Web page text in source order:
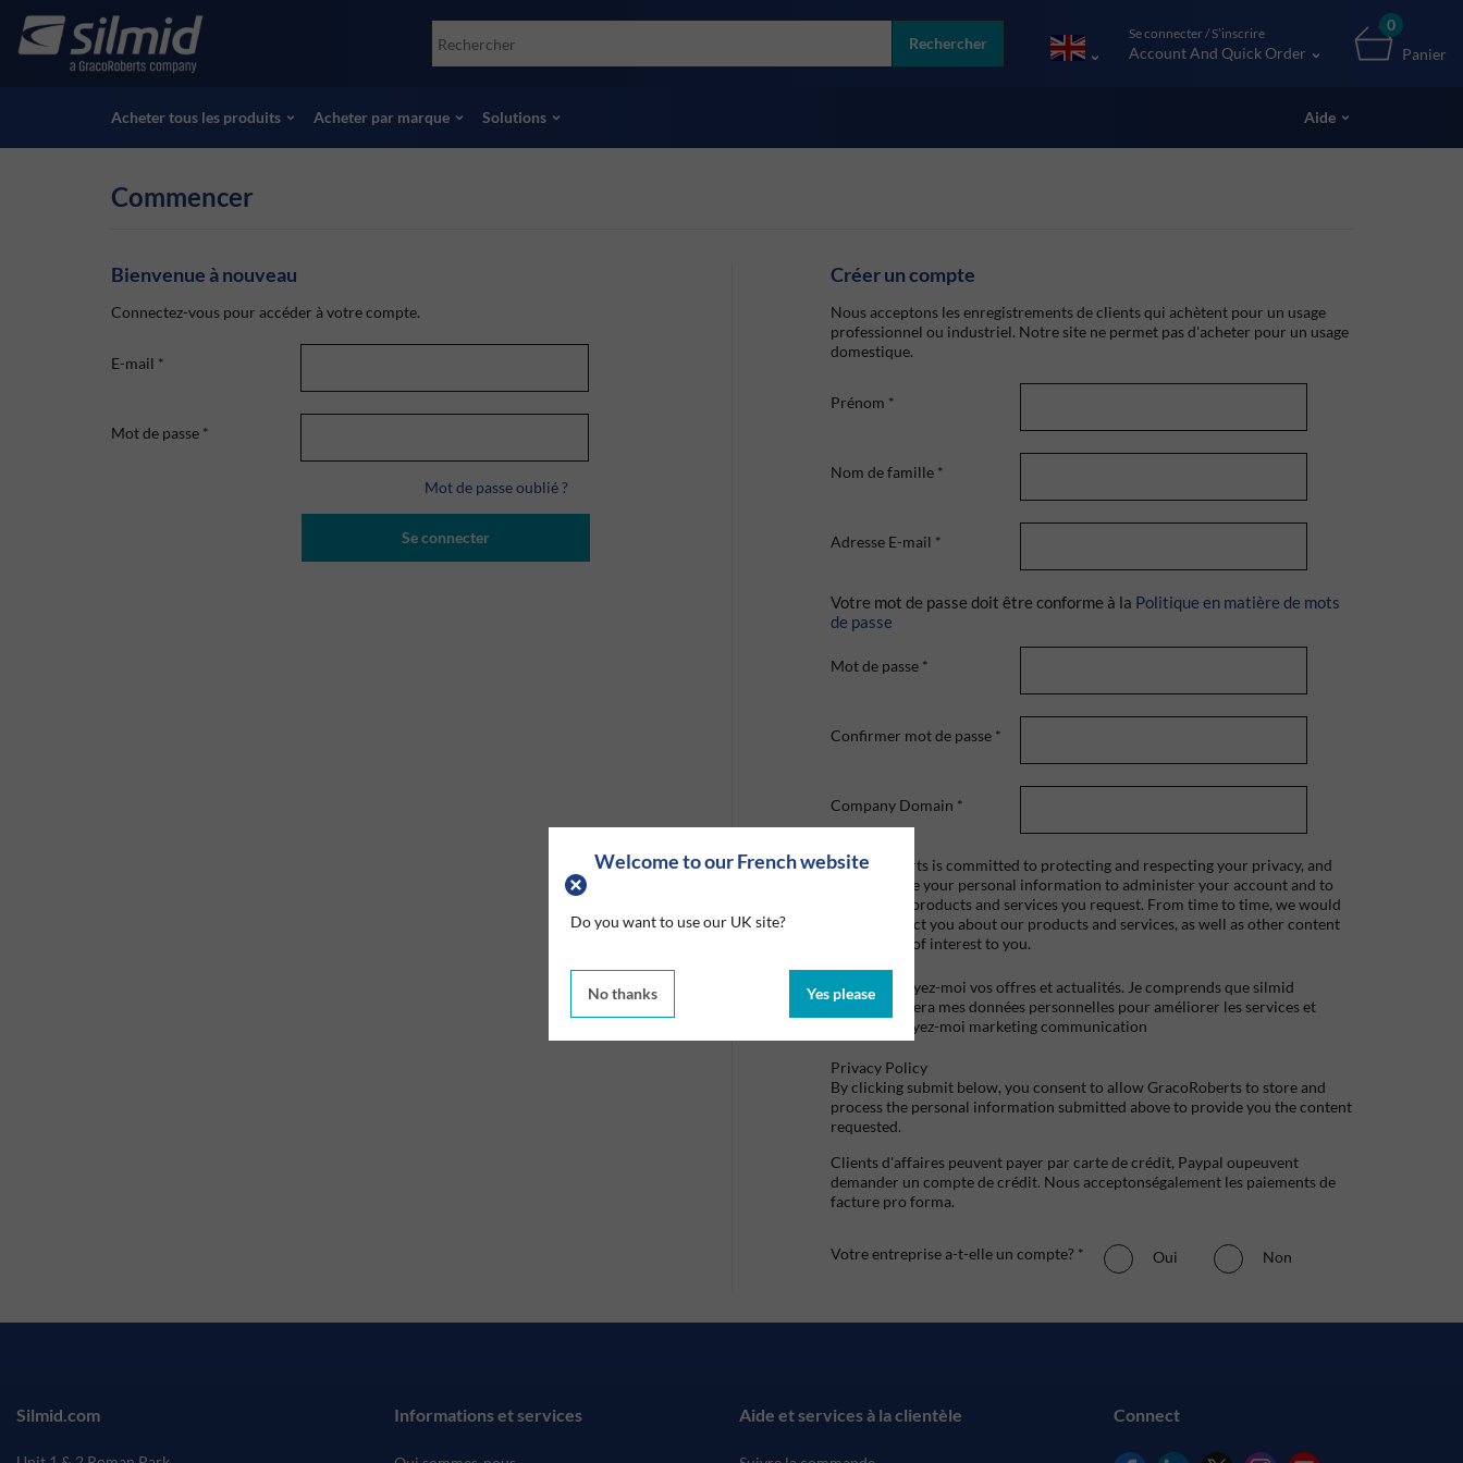
Welcome to our French website
Do you want to use our UK site?
No thanks Yes please
main
Accessories
Essais non destructifs (NDT)
Voir tous les produits
Socomore
Skydrol
Rechercher
Se connecter / S’inscrire
Account And Quick Order
0
Panier
Acheter tous les produits Acheter par marque Solutions Aide
Commencer
Bienvenue à nouveau
Connectez-vous pour accéder à votre compte.
E-mail *
Mot de passe *
Mot de passe oublié ?
Se connecter
Créer un compte
Nous acceptons les enregistrements de clients qui achètent pour un usage
professionnel ou industriel. Notre site ne permet pas d'acheter pour un usage
domestique.
Prénom *
Nom de famille *
Adresse E-mail *
Votre mot de passe doit être conforme à la Politique en matière de mots
de passe
Mot de passe *
Confirmer mot de passe *
Company Domain *
Graco Roberts is committed to protecting and respecting your privacy, and
we'll only use your personal information to administer your account and to
provide the products and services you request. From time to time, we would
like to contact you about our products and services, as well as other content
that may be of interest to you.
Envoyez-moi vos offres et actualités. Je comprends que silmid
utilisera mes données personnelles pour améliorer les services et
envoyez-moi marketing communication
Privacy Policy
By clicking submit below, you consent to allow GracoRoberts to store and
process the personal information submitted above to provide you the content
requested.
Clients d'affaires peuvent payer par carte de crédit, Paypal oupeuvent
demander un compte de crédit. Nous acceptonségalement les paiements de
facture pro forma.
Votre entreprise a-t-elle un compte? * Oui Non
Informations et services Aide et services à la clientèle Connect
Silmid.com